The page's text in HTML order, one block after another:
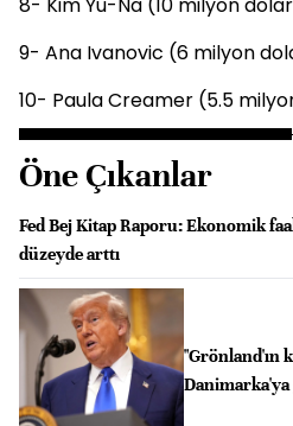
9- Ana Ivanovic (6 milyon
10- Paula Creamer (5.5
Öne Çıkanlar
Fed Bej Kitap Raporu: Ekonomik
düzeyde arttı
"Grönland'ın